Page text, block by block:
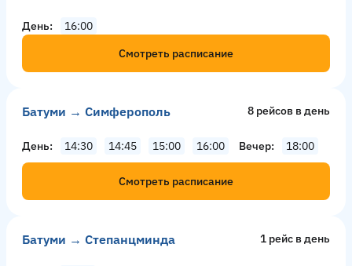
День
16:00
Смотреть расписание
Батуми → Симферополь 8 рейсов в день
День 14:30 14:45 15:00 16:00 Вечер 18:00
Смотреть расписание
Батуми → Степанцминда 1 рейс в день